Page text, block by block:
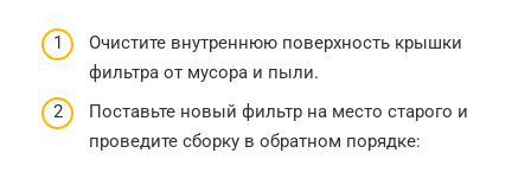
Очистите внутреннюю поверхность крышки
фильтра от мусора и пыли.
Поставьте новый фильтр на место старого и
проведите сборку в обратном порядке: